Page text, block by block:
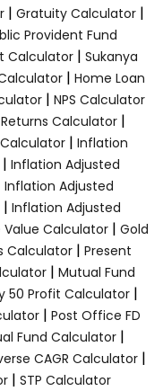
| Gratuity Calculator|
Provident Fund
Calculator| Sukanya
| Home Loan
| NPS Calculator
Calculator |
| Inflation
Inflation Adjusted
Inflation Adjusted
| Inflation Adjusted
Value Calculator | Gold
Calculator | Present
| Mutual Fund
50 Profit Calculator|
| Post Office FD
Fund Calculator|
CAGR Calculator |
| STP Calculator